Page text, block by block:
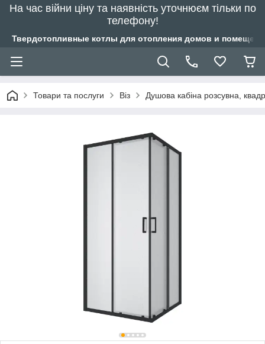
На час війни ціну та наявність уточнюєм тільки по
телефону!
Твердотопливные котлы для отопления домов и
Товари та послуги Віз Душова кабіна розсувна,